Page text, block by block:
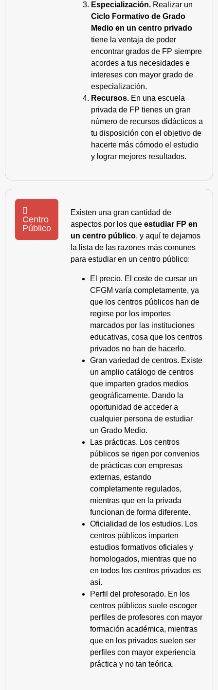
Especialización. Realizar un
Ciclo Formativo de Grado
Medio en un centro privado
tiene la ventaja de poder
encontrar grados de FP siempre
acordes a tus necesidades e
intereses con mayor grado de
especialización.
Recursos. En una escuela
privada de FP tienes un gran
número de recursos didácticos a
tu disposición con el objetivo de
hacerte más cómodo el estudio
y lograr mejores resultados.
Centro
Público
Existen una gran cantidad de
aspectos por los que estudiar FP en
un centro público, y aquí te dejamos
la lista de las razones más comunes
para estudiar en un centro público:
El precio. El coste de cursar un
CFGM varía completamente, ya
que los centros públicos han de
regirse por los importes
marcados por las instituciones
educativas, cosa que los centros
privados no han de hacerlo.
Gran variedad de centros. Existe
un amplio catálogo de centros
que imparten grados medios
geográficamente. Dando la
oportunidad de acceder a
cualquier persona de estudiar
un Grado Medio.
Las prácticas. Los centros
públicos se rigen por convenios
de prácticas con empresas
externas, estando
completamente regulados,
mientras que en la privada
funcionan de forma diferente.
Oficialidad de los estudios. Los
centros públicos imparten
estudios formativos oficiales y
homologados, mientras que no
en todos los centros privados es
así.
Perfil del profesorado. En los
centros públicos suele escoger
perfiles de profesores con mayor
formación académica, mientras
que en los privados suelen ser
perfiles con mayor experiencia
práctica y no tan teórica.